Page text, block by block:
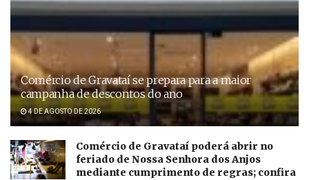
Comércio de Gravataí se prepara para a maior
campanha de descontos do ano
4 DE AGOSTO DE 2026
Comércio de Gravataí poderá abrir no
feriado de Nossa Senhora dos Anjos
mediante cumprimento de regras; confira